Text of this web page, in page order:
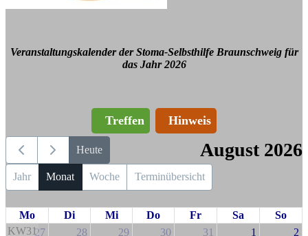
Veranstaltungskalender der Stoma-Selbsthilfe Braunschweig für
das Jahr 2026
Treffen Hinweis
Heute August 2026
Jahr Monat Woche Terminübersicht
Mo Di Mi Do Fr Sa
So
KW3127 28 29 30 31 1 2